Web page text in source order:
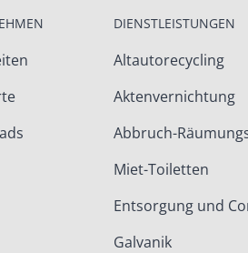
DIENSTLEISTUNGEN
Altautorecycling
Aktenvernichtung
Abbruch-
Miet-Toiletten
Entsorgung und
Galvanik